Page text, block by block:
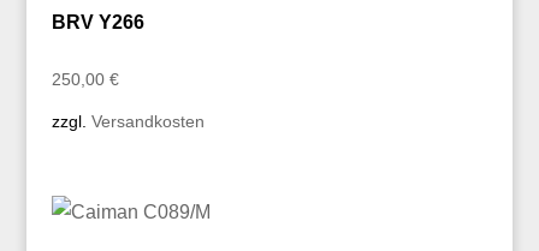
BRV Y266
250,00 €
zzgl. Versandkosten